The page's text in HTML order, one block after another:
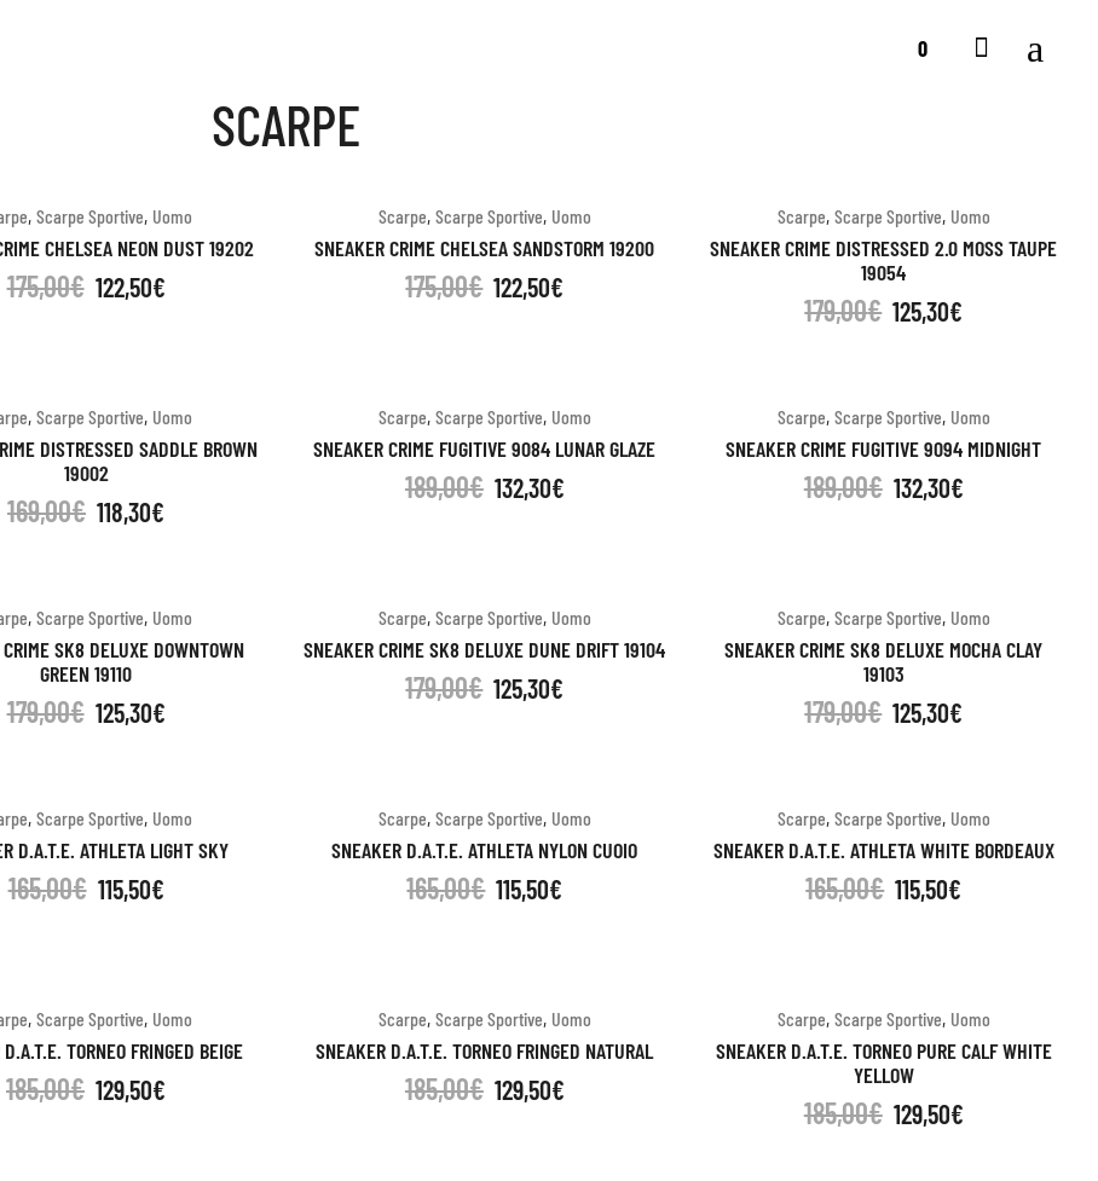
0
SCARPE
,Scarpe Sportive, Uomo
CHELSEA NEON DUST 19202
175,00€ 122,50€
Scarpe, Scarpe Sportive, Uomo
SNEAKER CRIME CHELSEA SANDSTORM 19200
175,00€ 122,50€
Scarpe, Scarpe Sportive, Uomo
SNEAKER CRIME DISTRESSED 2.0 MOSS TAUPE
19054
179,00€ 125,30€
,Scarpe Sportive, Uomo
DISTRESSED SADDLE BROWN
19002
169,00€ 118,30€
Scarpe, Scarpe Sportive, Uomo
SNEAKER CRIME FUGITIVE 9084 LUNAR GLAZE
189,00€ 132,30€
Scarpe, Scarpe Sportive, Uomo
SNEAKER CRIME FUGITIVE 9094 MIDNIGHT
189,00€ 132,30€
,Scarpe Sportive, Uomo
SK8 DELUXE DOWNTOWN
GREEN 19110
179,00€ 125,30€
Scarpe, Scarpe Sportive, Uomo
SNEAKER CRIME SK8 DELUXE DUNE DRIFT 19104
179,00€ 125,30€
Scarpe, Scarpe Sportive, Uomo
SNEAKER CRIME SK8 DELUXE MOCHA CLAY
19103
179,00€ 125,30€
,Scarpe Sportive, Uomo
D.A.T.E. ATHLETA LIGHT SKY
165,00€ 115,50€
Scarpe, Scarpe Sportive, Uomo
SNEAKER D.A.T.E. ATHLETA NYLON CUOIO
165,00€ 115,50€
Scarpe, Scarpe Sportive, Uomo
SNEAKER D.A.T.E. ATHLETA WHITE BORDEAUX
165,00€ 115,50€
,Scarpe Sportive, Uomo
TORNEO FRINGED BEIGE
185,00€ 129,50€
Scarpe, Scarpe Sportive, Uomo
SNEAKER D.A.T.E. TORNEO FRINGED NATURAL
185,00€ 129,50€
Scarpe, Scarpe Sportive, Uomo
SNEAKER D.A.T.E. TORNEO PURE CALF WHITE
YELLOW
185,00€ 129,50€